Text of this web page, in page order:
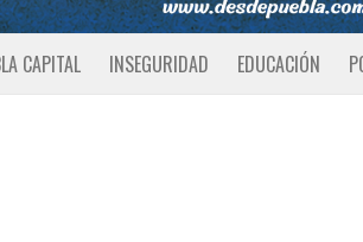
CAPITAL INSEGURIDAD EDUCACIÓN